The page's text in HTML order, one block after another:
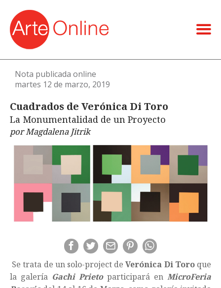
Nota publicada online
martes 12 de marzo, 2019
Cuadrados de Verónica Di Toro
La Monumentalidad de un Proyecto
por Magdalena Jitrik
Se trata de un solo-project deVerónica Di Toroque
la galería Gachi Prietoparticipará en MicroFeria